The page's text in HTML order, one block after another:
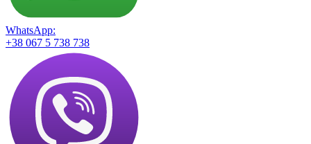
WhatsApp:
+38 067 5 738 738